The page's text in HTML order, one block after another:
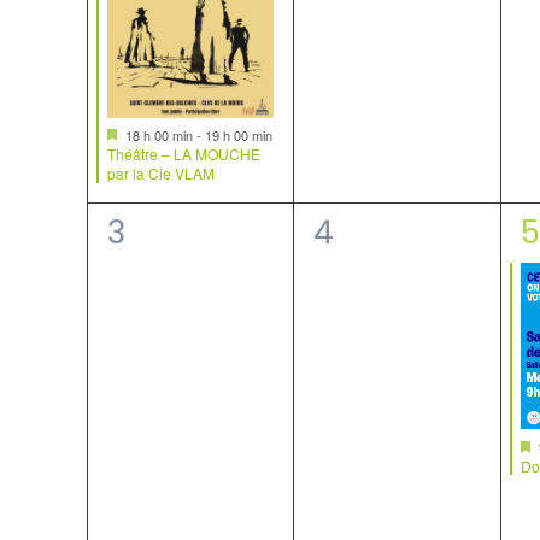
Mis
en
avant
18 h 00 min- 19 h 00 min
Théâtre – LA MOUCHE
par la Cie VLAM
0
3
0
4
1
5